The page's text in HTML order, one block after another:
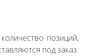
позиций,
под заказ.